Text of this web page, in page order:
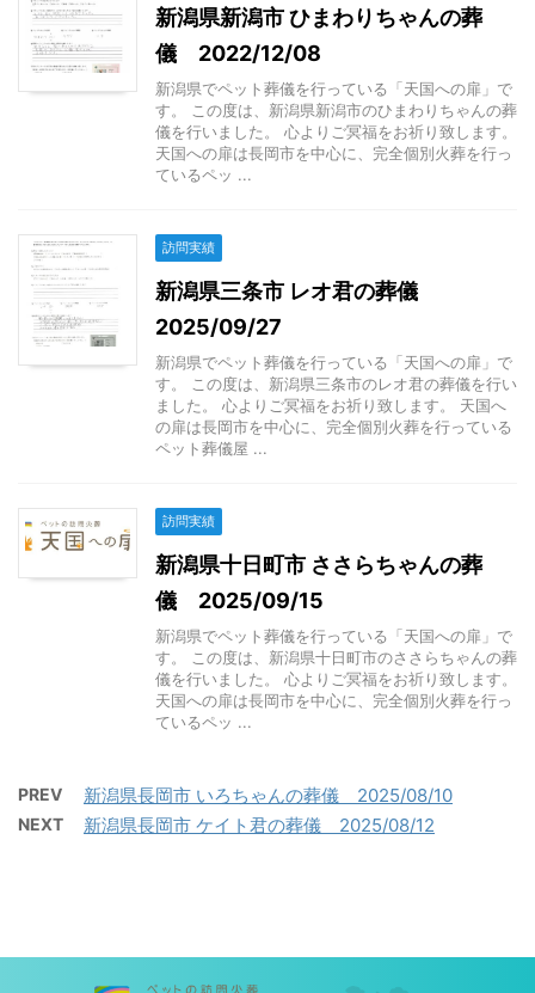
新潟県新潟市 ひまわりちゃんの葬
儀 2022/12/08
新潟県でペット葬儀を行っている「天国への扉」で
す。 この度は、新潟県新潟市のひまわりちゃんの葬
儀を行いました。 心よりご冥福をお祈り致します。
天国への扉は長岡市を中心に、完全個別火葬を行っ
ているペッ ...
訪問実績
新潟県三条市 レオ君の葬儀
2025/09/27
新潟県でペット葬儀を行っている「天国への扉」で
す。 この度は、新潟県三条市のレオ君の葬儀を行い
ました。 心よりご冥福をお祈り致します。 天国へ
の扉は長岡市を中心に、完全個別火葬を行っている
ペット葬儀屋 ...
訪問実績
新潟県十日町市 ささらちゃんの葬
儀 2025/09/15
新潟県でペット葬儀を行っている「天国への扉」で
す。 この度は、新潟県十日町市のささらちゃんの葬
儀を行いました。 心よりご冥福をお祈り致します。
天国への扉は長岡市を中心に、完全個別火葬を行っ
ているペッ ...
PREV 新潟県長岡市 いろちゃんの葬儀 2025/08/10
NEXT 新潟県長岡市 ケイト君の葬儀 2025/08/12